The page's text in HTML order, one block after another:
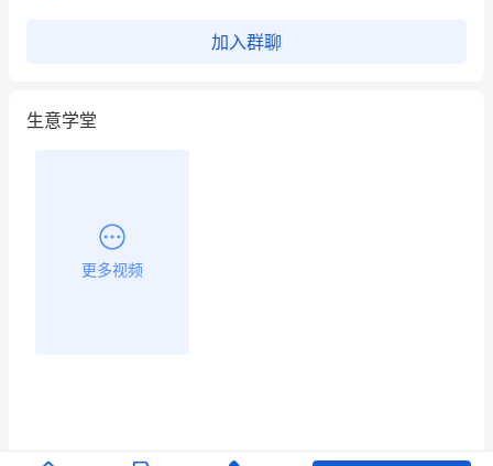
加入群聊
生意学堂
更多视频